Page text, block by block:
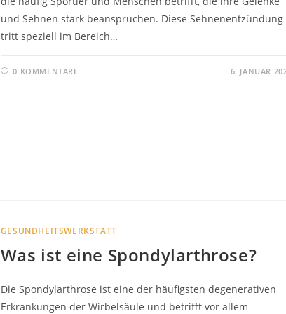
und Sehnen stark beanspruchen. Diese Sehnenentzündung
tritt speziell im Bereich…
0 KOMMENTARE 6. JANUAR
GESUNDHEITSWERKSTATT
Was ist eine Spondylarthrose?
Die Spondylarthrose ist eine der häufigsten degenerativen
Erkrankungen der Wirbelsäule und betrifft vor allem